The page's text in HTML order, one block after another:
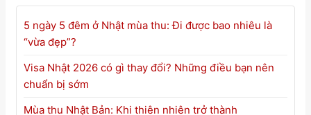
5 ngày 5 đêm ở Nhật mùa thu: Đi được bao nhiêu là
“vừa đẹp”?
Visa Nhật 2026 có gì thay đổi? Những điều bạn nên
chuẩn bị sớm
Mùa thu Nhật Bản: Khi thiên nhiên trở thành